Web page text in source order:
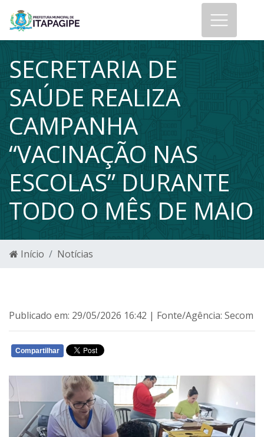
SECRETARIA DE
SAÚDE REALIZA
CAMPANHA
“VACINAÇÃO NAS
ESCOLAS” DURANTE
TODO O MÊS DE MAIO
Início Notícias
Publicado em: 29/05/2026 16:42 | Fonte/Agência: Secom
Compartilhar